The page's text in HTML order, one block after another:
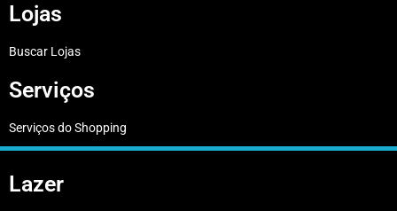
Lojas
Buscar Lojas
Serviços
Serviços do Shopping
Lazer